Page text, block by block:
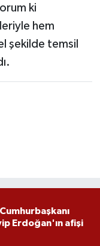
ki
hem
şekilde temsil
Erdoğan'ın afişi